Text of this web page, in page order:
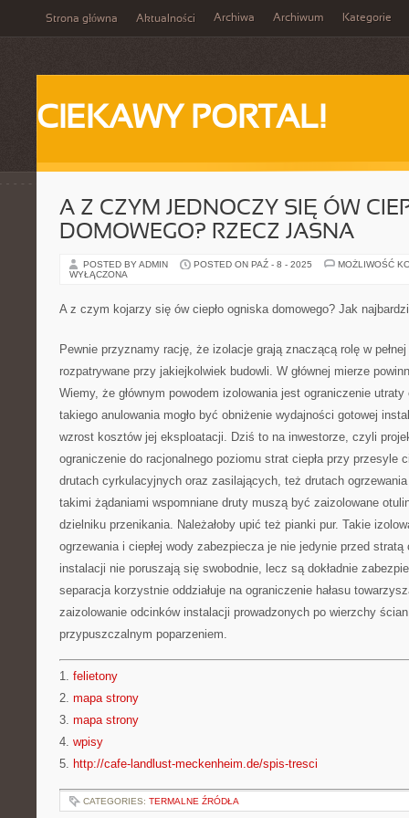
Strona główna Aktualności Archiwa Archiwum Kategorie
CIEKAWY PORTAL!
A Z CZYM JEDNOCZY SIĘ ÓW
DOMOWEGO? RZECZ JASNA
POSTED BY ADMIN POSTED ON PAŹ - 8 - 2025
MOŻLIWOŚĆ
WYŁĄCZONA
A z czym kojarzy się ów ciepło ogniska domowego? Jak
Pewnie przyznamy rację, że izolacje grają znaczącą rolę w
rozpatrywane przy jakiejkolwiek budowli. W głównej mierze
Wiemy, że głównym powodem izolowania jest ograniczenie utraty
takiego anulowania mogło być obniżenie wydajności gotowej
wzrost kosztów jej eksploatacji. Dziś to na inwestorze, czyli
ograniczenie do racjonalnego poziomu strat ciepła przy przesyle
drutach cyrkulacyjnych oraz zasilających, też drutach
takimi żądaniami wspomniane druty muszą być zaizolowane
dzielniku przenikania. Należałoby upić też pianki pur. Takie
ogrzewania i ciepłej wody zabezpiecza je nie jedynie przed stratą
instalacji nie poruszają się swobodnie, lecz są dokładnie
separacja korzystnie oddziałuje na ograniczenie hałasu
zaizolowanie odcinków instalacji prowadzonych po wierzchy
przypuszczalnym poparzeniem.
1. felietony
2. mapa strony
3. mapa strony
4. wpisy
5. http://cafe-landlust-meckenheim.de/spis-tresci
CATEGORIES: TERMALNE ŹRÓDŁA